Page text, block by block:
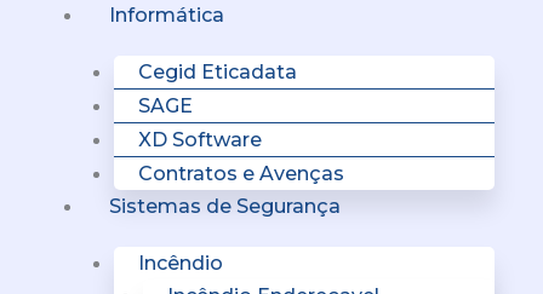
Informática
Cegid Eticadata
SAGE
XD Software
Contratos e Avenças
Sistemas de Segurança
Incêndio
Menu